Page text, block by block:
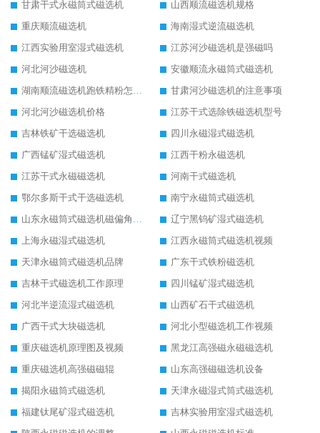
甘肃干式永磁筒式磁选机
山西顺流磁选机规格
重庆顺流磁选机
海南湿式逆流磁选机
江西实验用室湿式磁选机
江苏河沙磁选机是强磁吗
河北河沙磁选机
安徽顺流永磁筒式磁选机
湖南顺流磁选机跑铁精粉怎么处理
甘肃河沙磁选机的注意事项
河北河沙磁选机价格
江苏干式选除铁磁选机型号
吉林铁矿干选磁选机
四川永磁湿式磁选机
广西锰矿湿式磁选机
江西干粉永磁选机
江苏干式永磁磁选机
河南干式磁选机
鄂尔多斯干式干选磁选机
南宁永磁筒式磁选机
山东永磁筒式磁选机磁偏角怎么调整
辽宁黑钨矿湿式磁选机
上海永磁湿式磁选机
江西永磁筒式磁选机视频
天津永磁筒式磁选机品牌
广东干式铁粉磁选机
吉林干式磁选机工作原理
四川锰矿湿式磁选机
河北半逆流湿式磁选机
山西矿石干式磁选机
广西干式大块磁选机
河北小型磁选机工作视频
重庆磁选机原理图及视频
黑龙江高强磁永磁磁选机
重庆磁选机高强磁磁辊
山东高强磁磁选机设备
揭阳永磁筒式磁选机
天津永磁湿式筒式磁选机
福建钛尾矿湿式磁选机
吉林实验用室湿式磁选机